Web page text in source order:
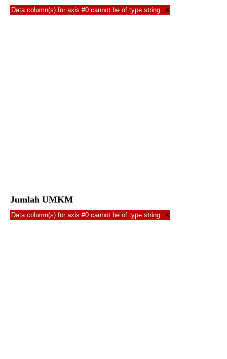
Data column(s) for axis #0 cannot be of type string ×
Jumlah UMKM
Data column(s) for axis #0 cannot be of type string ×